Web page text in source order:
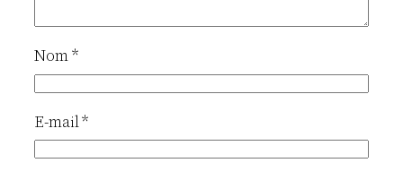
Nom*
E-mail*